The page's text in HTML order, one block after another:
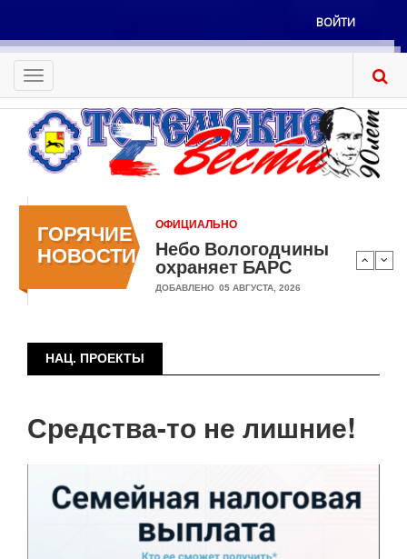
основному
содержанию
Меню
учётной
записи
пользователя
ВОЙТИ
Toggle
navigation
ГОРЯЧИЕ
НОВОСТИ
ОФИЦИАЛЬНО
Небо Вологодчины
охраняет БАРС
ДОБАВЛЕНО 05 АВГУСТА, 2026
НАЦ. ПРОЕКТЫ
Средства-то не лишние!
страниц